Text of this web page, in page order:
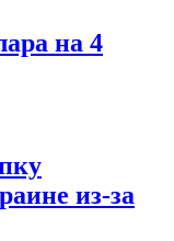
на 4
из-за